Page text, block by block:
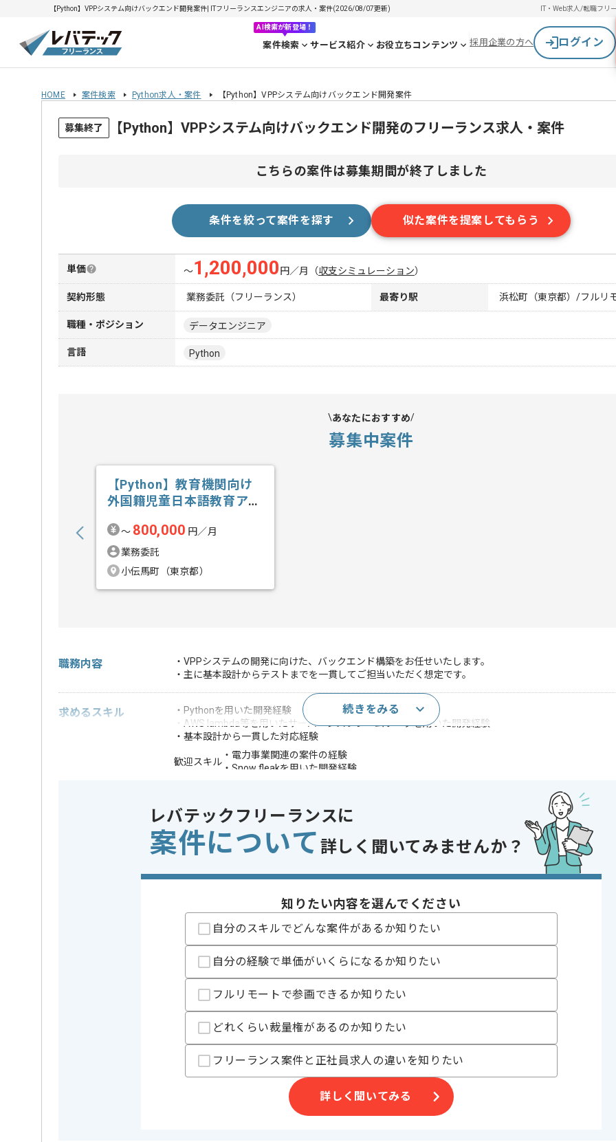
【Python】VPPシステム向けバックエンド開発案件| ITフリーランスエンジニアの求人・案件(2026/08/07更新) IT・Web求人/転職フリ
AI検索が新登場！
案件検索 サービス紹介 お役立ちコンテンツ 採用企業の方へ ログイン
HOME 案件検索 Python求人・案件 【Python】VPPシステム向けバックエンド開発案件
募集終了 【Python】VPPシステム向けバックエンド開発のフリーランス求人・案件
こちらの案件は募集期間が終了しました
条件を絞って案件を探す 似た案件を提案してもらう
単価 〜1,200,000 円／月 （収支シミュレーション）
契約形態 業務委託（フリーランス） 最寄り駅 浜松町（東京都）/フルリ
職種・ポジション データエンジニア
言語 Python
あなたにおすすめ
募集中案件
【Python】教育機関向け
外国籍児童日本語教育アプ
〜 800,000 円／月
業務委託
小伝馬町（東京都）
職務内容
・VPPシステムの開発に向けた、バックエンド構築をお任せいたします。
・主に基本設計からテストまでを一貫してご担当いただく想定です。
求めるスキル
・Pythonを用いた開発経験
・AWS lambda等を用いたサーバーレスフレームワークを用いた開発経験
・基本設計から一貫した対応経験
歓迎スキル
・電力事業関連の案件の経験
・Snow fleakを用いた開発経験
この案件で扱う技術 クラウド AWS
特徴
参画実績あり
精算条件
有
精算基準時間
140時間〜180時間
レバテックでの実績がある企業の案件でございます。
Pythonの経験を活かすことができます。
新しいアイディアや技術を積極的に導入し、
経験豊富なメンバーと成長が出来る環境でございます。
スキルアップされたい方、長期的に参画されたい方にオススメの案件です。
続きをみる
レバテックフリーランスに
案件について 詳しく聞いてみませんか？
知りたい内容を選んでください
自分のスキルでどんな案件があるか知りたい
自分の経験で単価がいくらになるか知りたい
フルリモートで参画できるか知りたい
どれくらい裁量権があるのか知りたい
フリーランス案件と正社員求人の違いを知りたい
詳しく聞いてみる